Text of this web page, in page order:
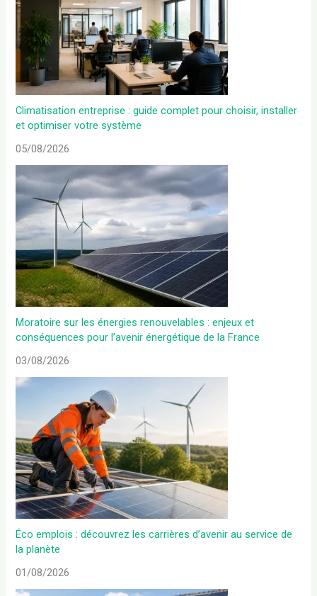
Climatisation entreprise : guide complet pour choisir, installer
et optimiser votre système
05/08/2026
Moratoire sur les énergies renouvelables : enjeux et
conséquences pour l’avenir énergétique de la France
03/08/2026
Éco emplois : découvrez les carrières d’avenir au service de
la planète
01/08/2026